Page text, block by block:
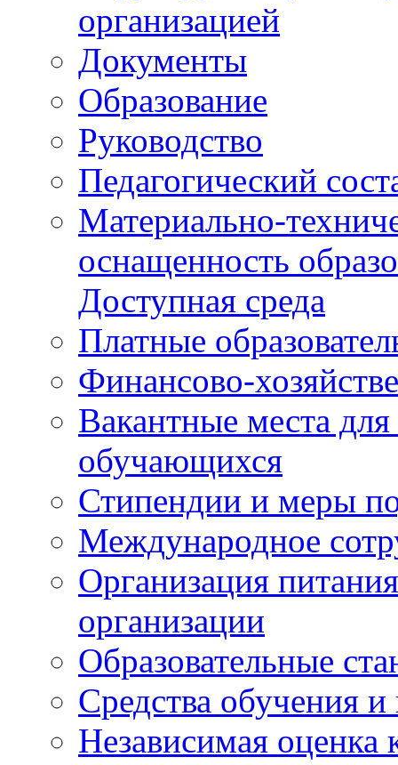
организацией
Документы
Образование
Руководство
Педагогический
Материально-
оснащенность
Доступная среда
Платные
Финансово-
Вакантные места
обучающихся
Стипендии и меры
Международное
Организация
организации
Образовательные
Средства обучения и
Независимая оценка